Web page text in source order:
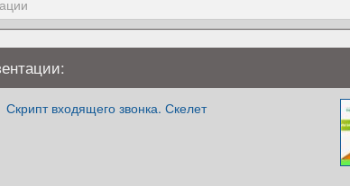
Скрипт входящего звонка. Скелет